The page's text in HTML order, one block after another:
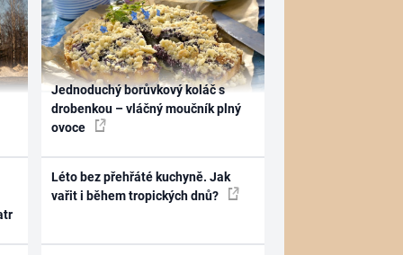
Jednoduchý borůvkový koláč s
drobenkou – vláčný moučník plný
ovoce
Léto bez přehřáté kuchyně. Jak
vařit i během tropických dnů?